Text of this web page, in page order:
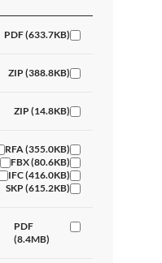
PDF (633.7KB)
ZIP (388.8KB)
ZIP (14.8KB)
RFA (355.0KB)
FBX (80.6KB)
IFC (416.0KB)
SKP (615.2KB)
PDF
(8.4MB)